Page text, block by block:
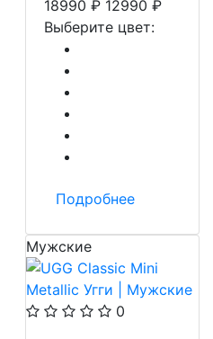
18990 ₽ 12990 ₽
Выберите цвет:
Подробнее
Мужские
0